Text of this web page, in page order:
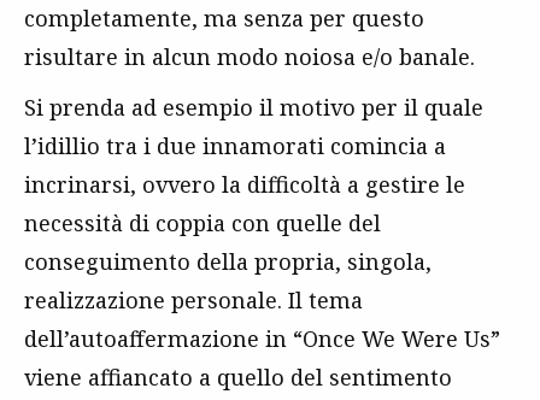
completamente, ma senza per questo
risultare in alcun modo noiosa e/o banale.
Si prenda ad esempio il motivo per il quale
l’idillio tra i due innamorati comincia a
incrinarsi, ovvero la difficoltà a gestire le
necessità di coppia con quelle del
conseguimento della propria, singola,
realizzazione personale. Il tema
dell’autoaffermazione in “Once We Were Us”
viene affiancato a quello del sentimento